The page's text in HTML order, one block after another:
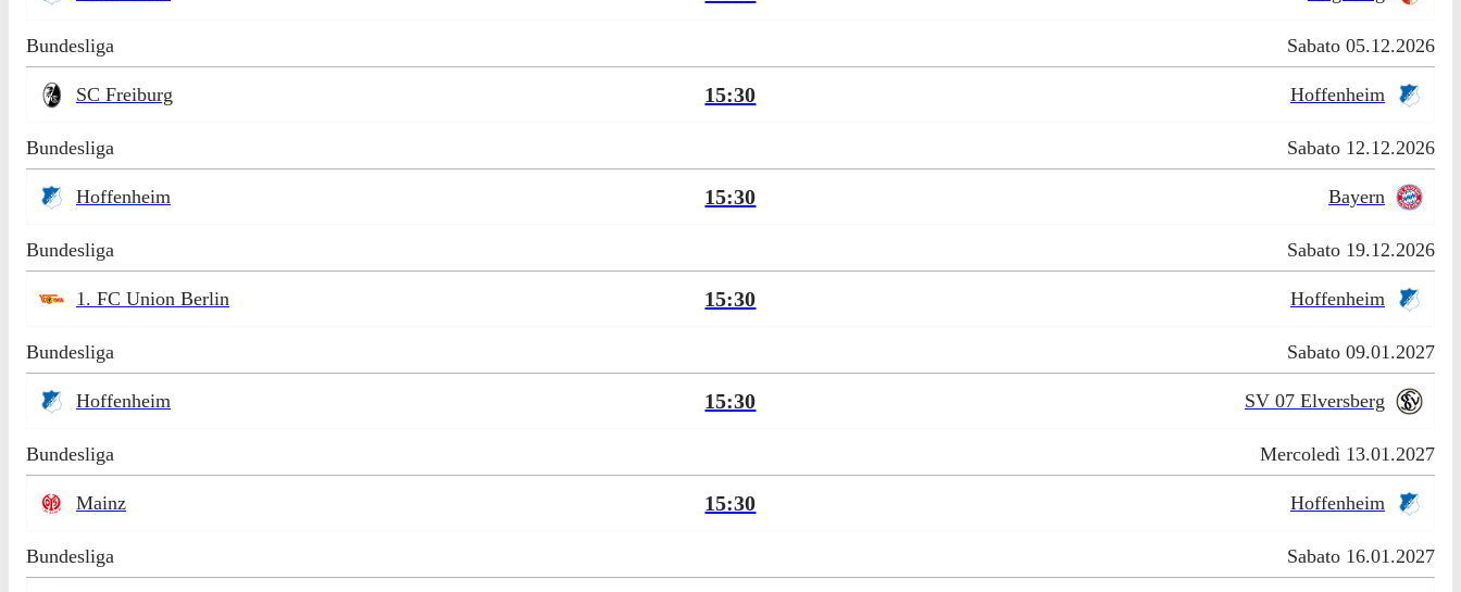
Bundesliga Sabato 05.12.2026
SC Freiburg 15:30 Hoffenheim
Bundesliga Sabato 12.12.2026
Hoffenheim 15:30 Bayern
Bundesliga Sabato 19.12.2026
1. FC Union Berlin 15:30 Hoffenheim
Bundesliga Sabato 09.01.2027
Hoffenheim 15:30 SV 07 Elversberg
Bundesliga Mercoledì 13.01.2027
Mainz 15:30 Hoffenheim
Bundesliga Sabato 16.01.2027